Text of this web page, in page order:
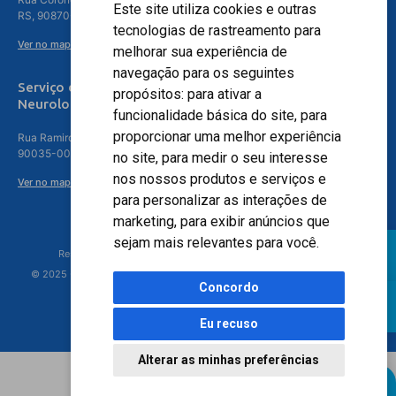
Este site utiliza cookies e outras
tecnologias de rastreamento para
melhorar sua experiência de
navegação para os seguintes
propósitos: para ativar a
funcionalidade básica do site, para
proporcionar uma melhor experiência
no site, para medir o seu interesse
nos nossos produtos e serviços e
para personalizar as interações de
marketing, para exibir anúncios que
sejam mais relevantes para você.
Concordo
Eu recuso
Alterar as minhas preferências
RS, 90870-016
Ver no mapa
Serviço de
Neurologia
Rua Ramiro Barcelos, 630 – 5º andar – Floresta, Porto Alegre – RS,
90035-001
Ver no mapa
Responsável Técnico: Dr. Luiz Antonio Nasi - CREMERS 11217
© 2025 - Hospital Moinhos de Vento - Registro Empresa (CRM-RS): 425